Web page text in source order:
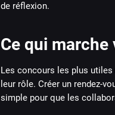
de réflexion.
Ce qui marche
Les concours les plus
leur rôle. Créer un rendez-
simple pour que les